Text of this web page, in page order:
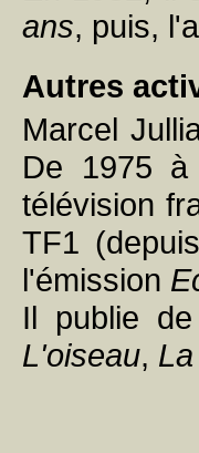
ans, puis,
Autres
Marcel
De 1975
télévision
TF1
l'émission
Il publie
L'oiseau,